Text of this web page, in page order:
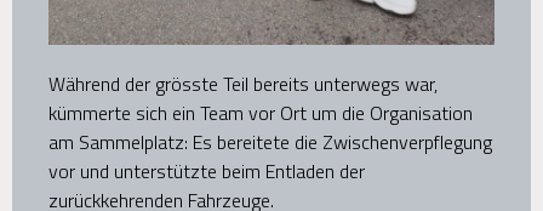
Während der grösste Teil bereits unterwegs war,
kümmerte sich ein Team vor Ort um die Organisation
am Sammelplatz: Es bereitete die Zwischenverpflegung
vor und unterstützte beim Entladen der
zurückkehrenden Fahrzeuge.